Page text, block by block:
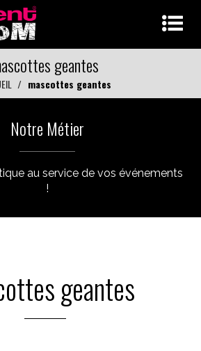
geantes
mascottes geantes
Notre Métier
au service de vos événements
!
geantes